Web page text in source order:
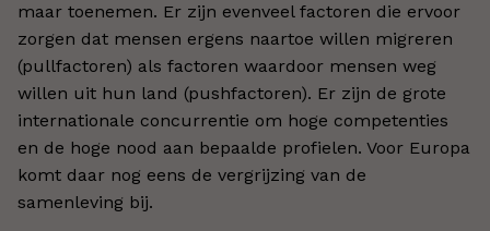
maar toenemen. Er zijn evenveel factoren die ervoor
zorgen dat mensen ergens naartoe willen migreren
(pullfactoren) als factoren waardoor mensen weg
willen uit hun land (pushfactoren). Er zijn de grote
internationale concurrentie om hoge competenties
en de hoge nood aan bepaalde profielen. Voor Europa
komt daar nog eens de vergrijzing van de
samenleving bij.